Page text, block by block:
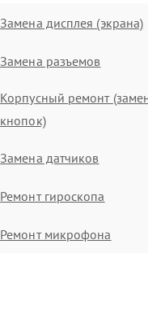
Замена дисплея (экрана)
Замена разъемов
Корпусный ремонт
кнопок)
Замена датчиков
Ремонт гироскопа
Ремонт микрофона